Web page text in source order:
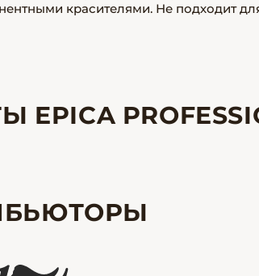
красителями. Не подходит